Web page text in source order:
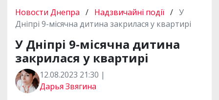
Новости Днепра / Надзвичайні події / У
Дніпрі 9-місячна дитина закрилася у квартирі
У Дніпрі 9-місячна дитина
закрилася у квартирі
12.08.2023 21:30 |
Дарья Звягина